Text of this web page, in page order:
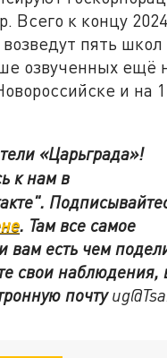
к концу
пять школ
озвученных ещё
и на
«Царьграда»!
к нам в
.
. Там все самое
вам есть чем
свои наблюдения,
почту